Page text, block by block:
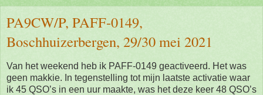
PA9CW/P, PAFF-0149,
Boschhuizerbergen, 29/30 mei 2021
Van het weekend heb ik PAFF-0149 geactiveerd. Het was
geen makkie. In tegenstelling tot mijn laatste activatie waar
ik 45 QSO’s in een uur maakte, was het deze keer 48 QSO’s